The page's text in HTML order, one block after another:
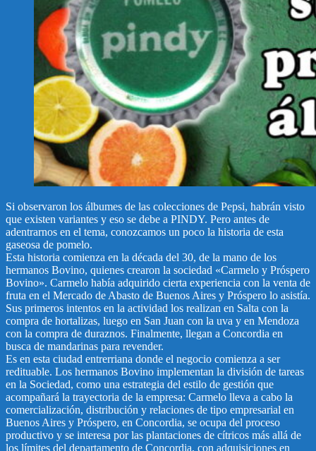
Si observaron los álbumes de las colecciones de Pepsi, habrán visto
que existen variantes y eso se debe a PINDY. Pero antes de
adentrarnos en el tema, conozcamos un poco la historia de esta
gaseosa de pomelo.
Esta historia comienza en la década del 30, de la mano de los
hermanos Bovino, quienes crearon la sociedad «Carmelo y Próspero
Bovino». Carmelo había adquirido cierta experiencia con la venta de
fruta en el Mercado de Abasto de Buenos Aires y Próspero lo asistía.
Sus primeros intentos en la actividad los realizan en Salta con la
compra de hortalizas, luego en San Juan con la uva y en Mendoza
con la compra de duraznos. Finalmente, llegan a Concordia en
busca de mandarinas para revender.
Es en esta ciudad entrerriana donde el negocio comienza a ser
redituable. Los hermanos Bovino implementan la división de tareas
en la Sociedad, como una estrategia del estilo de gestión que
acompañará la trayectoria de la empresa: Carmelo lleva a cabo la
comercialización, distribución y relaciones de tipo empresarial en
Buenos Aires y Próspero, en Concordia, se ocupa del proceso
productivo y se interesa por las plantaciones de cítricos más allá de
los límites del departamento de Concordia, con adquisiciones en